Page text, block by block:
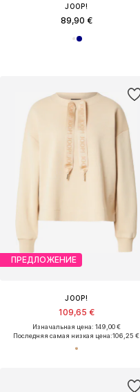
JOOP!
89,90 €
ПРЕДЛОЖЕНИЕ
JOOP!
109,65 €
Изначальная цена: 149,00 €
Последняя самая низкая цена:106,25 €